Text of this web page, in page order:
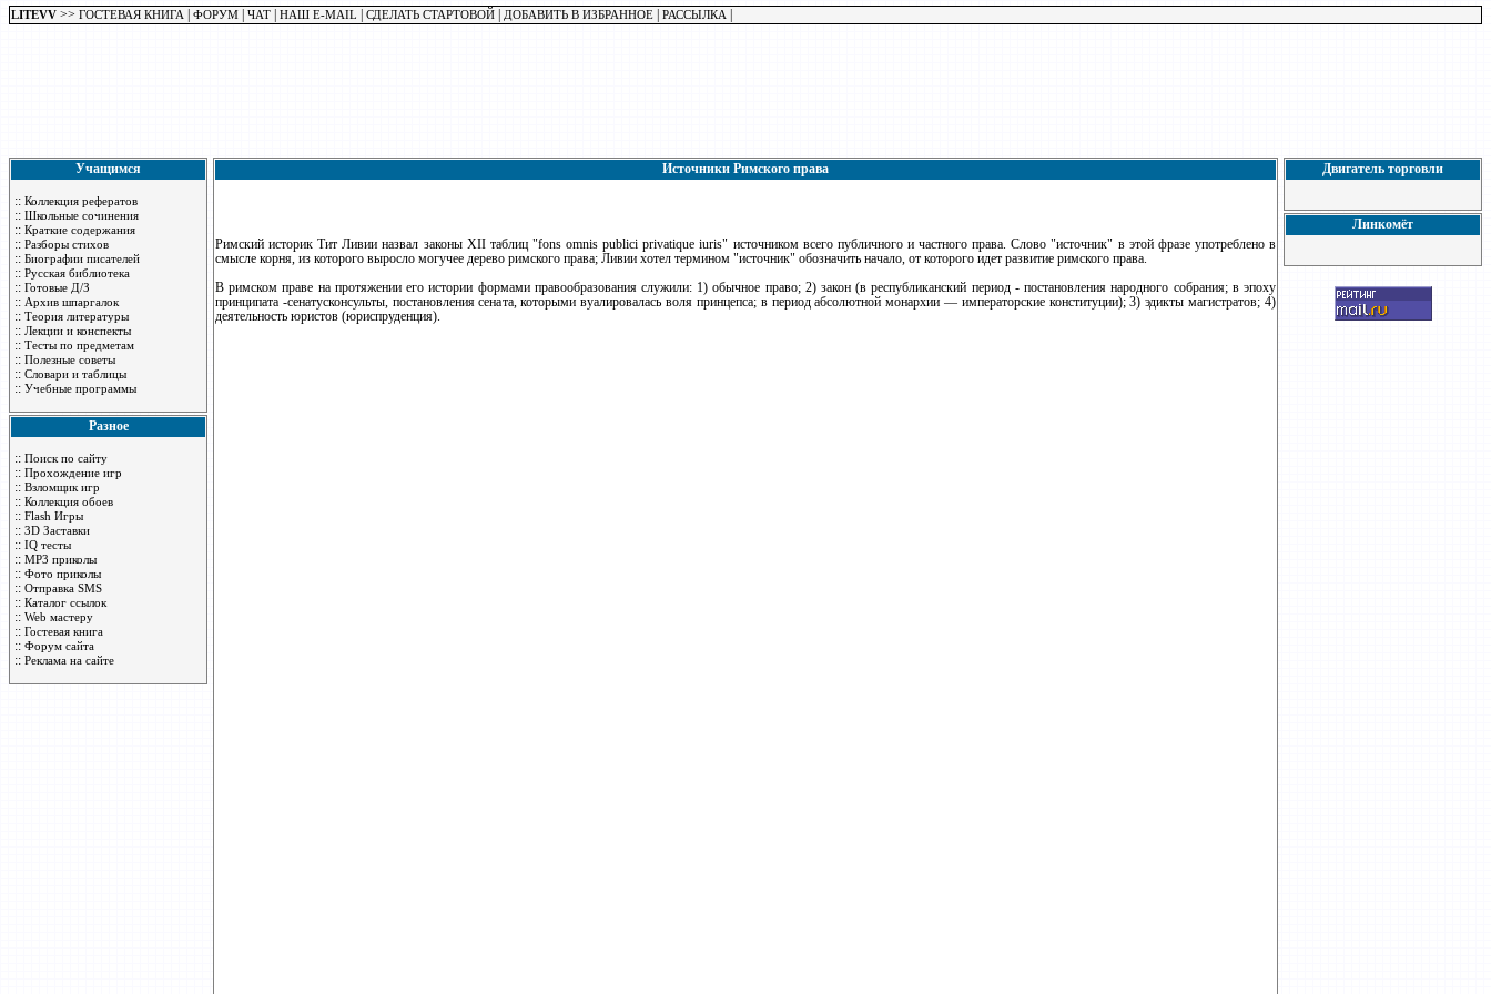
LITEVV >> ГОСТЕВАЯ КНИГА ФОРУМ ЧАТ НАШ E-MAIL СДЕЛАТЬ СТАРТОВОЙ ДОБАВИТЬ В ИЗБРАННОЕ РАССЫЛКА
Учащимся
:: Коллекция рефератов
:: Школьные сочинения
:: Краткие содержания
:: Разборы стихов
:: Биографии писателей
:: Русская библиотека
:: Готовые Д/З
:: Архив шпаргалок
:: Теория литературы
:: Лекции и конспекты
:: Тесты по предметам
:: Полезные советы
:: Словари и таблицы
:: Учебные программы
Разное
:: Поиск по сайту
:: Прохождение игр
:: Взломщик игр
:: Коллекция обоев
:: Flash Игры
:: 3D Заставки
:: IQ тесты
:: MP3 приколы
:: Фото приколы
:: Отправка SMS
:: Каталог ссылок
:: Web мастеру
:: Гостевая книга
:: Форум сайта
:: Реклама на сайте
Источники Римского права
Римский историк Тит Ливии назвал законы XII таблиц "fons omnis publici privatique iuris" источником всего публичного и частного права. Слово "источник" в этой фразе употреблено в
смысле корня, из которого выросло могучее дерево римского права; Ливии хотел термином "источник" обозначить начало, от которого идет развитие римского права.
В римском праве на протяжении его истории формами правообразования служили: 1) обычное право; 2) закон (в республиканский период - постановления народного собрания; в эпоху
принципата -сенатусконсульты, постановления сената, которыми вуалировалась воля принцепса; в период абсолютной монархии — императорские конституции); 3) эдикты магистратов; 4)
деятельность юристов (юриспруденция).
Двигатель торговли
Линкомёт